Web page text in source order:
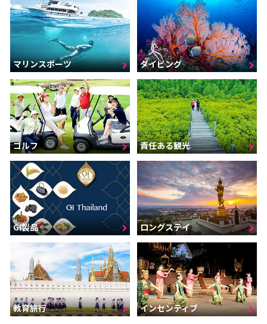
マリンスポーツ ダイビング
ゴルフ 責任ある観光
GI製品 ロングステイ
教育旅行 インセンティブ